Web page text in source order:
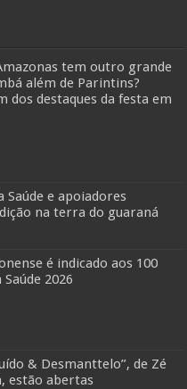
tem outro grande
além de Parintins?
dos destaques da festa em
Saúde e apoiadores
na terra do guaraná
é indicado aos 100
2026
& Desmanttelo”, de Zé
estão abertas